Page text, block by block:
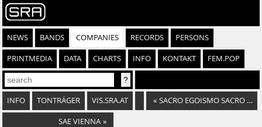
NEWS BANDS COMPANIES RECORDS PERSONS
PRINTMEDIA DATA CHARTS INFO KONTAKT FEM.POP
INFO TONTRÄGER VIS.SRA.AT « SACRO EGOISMO SACRO K-BAALISMO
SAE VIENNA »